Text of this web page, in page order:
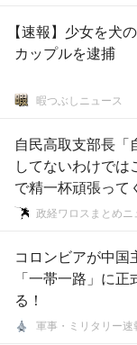
【速報】少女を犬
カップルを逮捕
暇つぶしニュース
自民高取支部長「
してないわけでは
で精一杯頑張って
騙されず、お支え
政経ワロスまとめ
コロンビアが中国
「一帯一路」に
る！
軍事・ミリタリー